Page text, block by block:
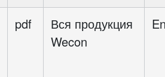
pdf
Вся продукция
Wecon